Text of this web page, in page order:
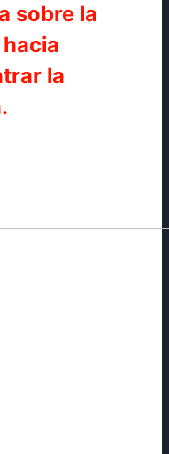
sobre la
la